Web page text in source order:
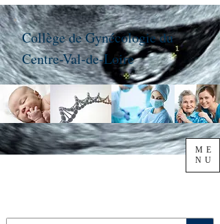
ME
NU
Collège de Gynécologie du
Centre-Val-de-Loire